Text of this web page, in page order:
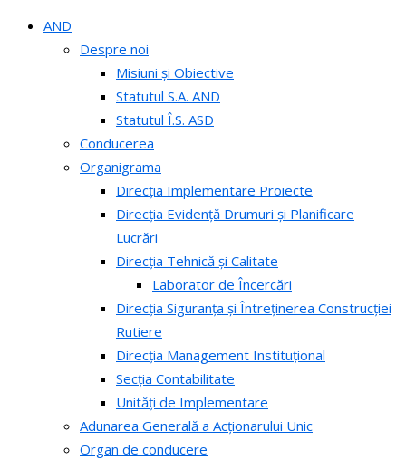
AND
Despre noi
Misiuni și Obiective
Statutul S.A. AND
Statutul Î.S. ASD
Conducerea
Organigrama
Direcția Implementare Proiecte
Direcția Evidență Drumuri și Planificare
Lucrări
Direcția Tehnică și Calitate
Laborator de Încercări
Direcția Siguranța și Întreținerea Construcției
Rutiere
Direcția Management Instituțional
Secția Contabilitate
Unități de Implementare
Adunarea Generală a Acționarului Unic
Organ de conducere